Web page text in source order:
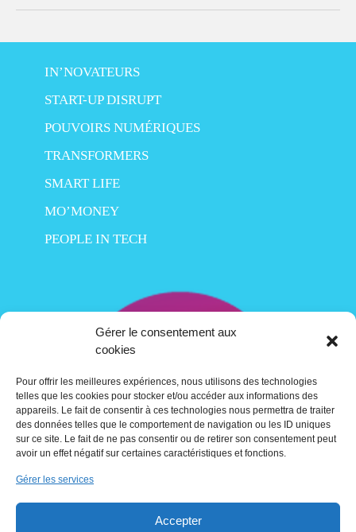
Gérer le consentement aux
cookies
Pour offrir les meilleures expériences, nous utilisons des technologies
telles que les cookies pour stocker et/ou accéder aux informations des
appareils. Le fait de consentir à ces technologies nous permettra de traiter
des données telles que le comportement de navigation ou les ID uniques
sur ce site. Le fait de ne pas consentir ou de retirer son consentement peut
avoir un effet négatif sur certaines caractéristiques et fonctions.
Gérer les services
Accepter
IN’NOVATEURS
START-UP DISRUPT
POUVOIRS NUMÉRIQUES
TRANSFORMERS
SMART LIFE
MO’MONEY
PEOPLE IN TECH